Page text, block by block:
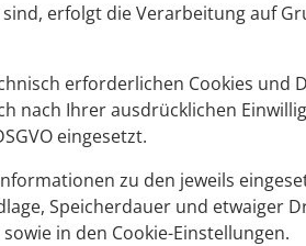
erfolgt die Verarbeitung auf
erforderlichen Cookies und
nach Ihrer ausdrücklichen
eingesetzt.
zu den jeweils
Speicherdauer und etwaiger
in den Cookie-Einstellungen.